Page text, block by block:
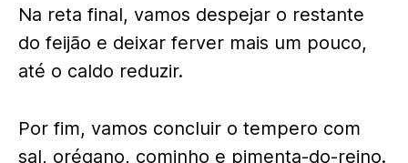
Na reta final, vamos despejar o restante
do feijão e deixar ferver mais um pouco,
até o caldo reduzir.
Por fim, vamos concluir o tempero com
sal, orégano, cominho e pimenta-do-reino.